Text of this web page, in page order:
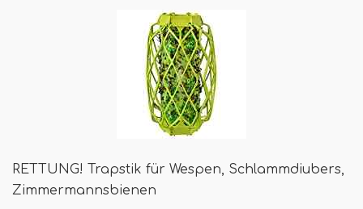
RETTUNG! Trapstik für Wespen, Schlammdiubers,
Zimmermannsbienen